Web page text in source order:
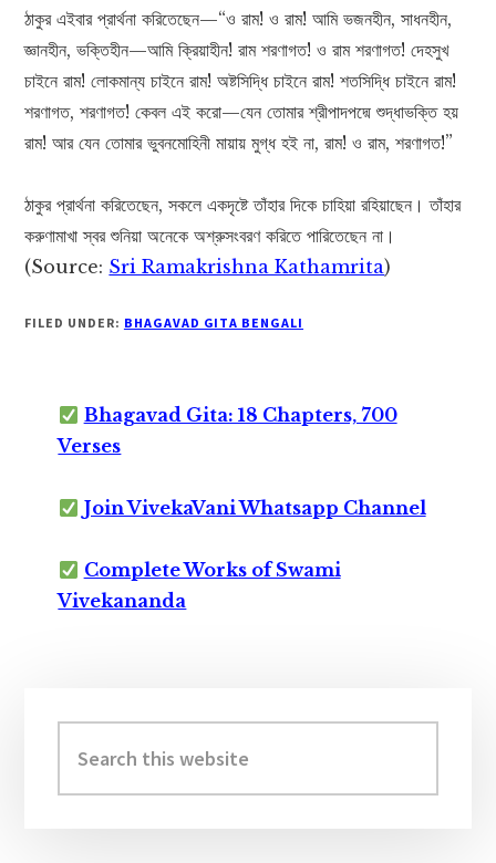
ঠাকুর এইবার প্রার্থনা করিতেছেন—“ও রাম! ও রাম! আমি ভজনহীন, সাধনহীন,
জ্ঞানহীন, ভক্তিহীন—আমি ক্রিয়াহীন! রাম শরণাগত! ও রাম শরণাগত! দেহসুখ
চাইনে রাম! লোকমান্য চাইনে রাম! অষ্টসিদ্ধি চাইনে রাম! শতসিদ্ধি চাইনে রাম!
শরণাগত, শরণাগত! কেবল এই করো—যেন তোমার শ্রীপাদপদ্মে শুদ্ধাভক্তি হয়
রাম! আর যেন তোমার ভুবনমোহিনী মায়ায় মুগ্ধ হই না, রাম! ও রাম, শরণাগত!”
ঠাকুর প্রার্থনা করিতেছেন, সকলে একদৃষ্টে তাঁহার দিকে চাহিয়া রহিয়াছেন। তাঁহার
করুণামাখা স্বর শুনিয়া অনেকে অশ্রুসংবরণ করিতে পারিতেছেন না।
(Source: Sri Ramakrishna Kathamrita)
FILED UNDER: BHAGAVAD GITA BENGALI
Bhagavad Gita: 18 Chapters, 700
Verses
Join VivekaVani Whatsapp Channel
Complete Works of Swami
Vivekananda
Sidebar
this
website